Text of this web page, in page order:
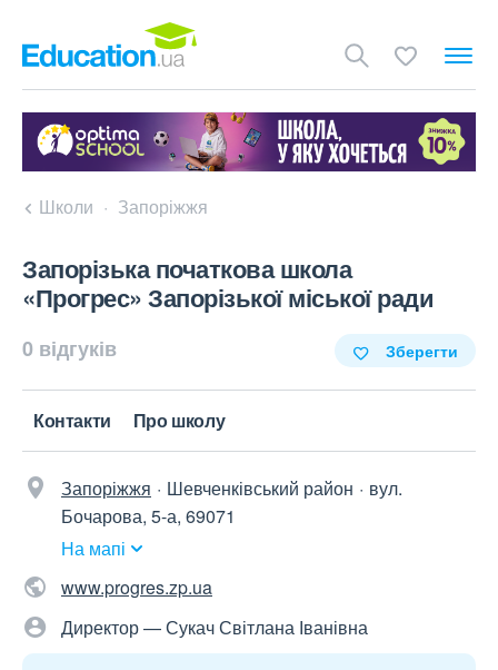
Школи Запоріжжя
Запорізька початкова школа
«Прогрес» Запорізької міської ради
0 відгуків Зберегти
Контакти Про школу
Запоріжжя Шевченківський район
вул.
Бочарова, 5-а, 69071
На мапі
www.progres.zp.ua
Директор — Сукач Світлана Іванівна